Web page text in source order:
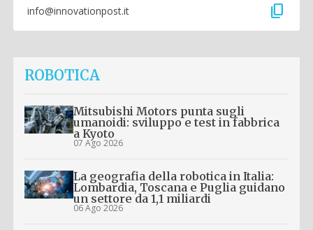
info@innovationpost.it content_copy
ROBOTICA
Mitsubishi Motors punta sugli
umanoidi: sviluppo e test in fabbrica
a Kyoto
07 Ago 2026
La geografia della robotica in Italia:
Lombardia, Toscana e Puglia guidano
un settore da 1,1 miliardi
06 Ago 2026